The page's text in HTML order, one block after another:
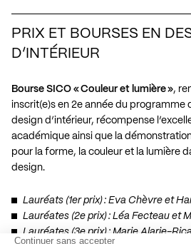
PRIX ET BOURSES EN
D’INTÉRIEUR
Bourse SICO « Couleur et lumière »,
inscrit(e)s en 2e année du programme
design d’intérieur, récompense
académique ainsi que la
pour la forme, la couleur et la lumière
design.
Lauréats (1er prix) : Eva Chèvre et
Lauréates (2e prix) : Léa Fecteau et
Lauréates (3e prix) : Marie Alarie-